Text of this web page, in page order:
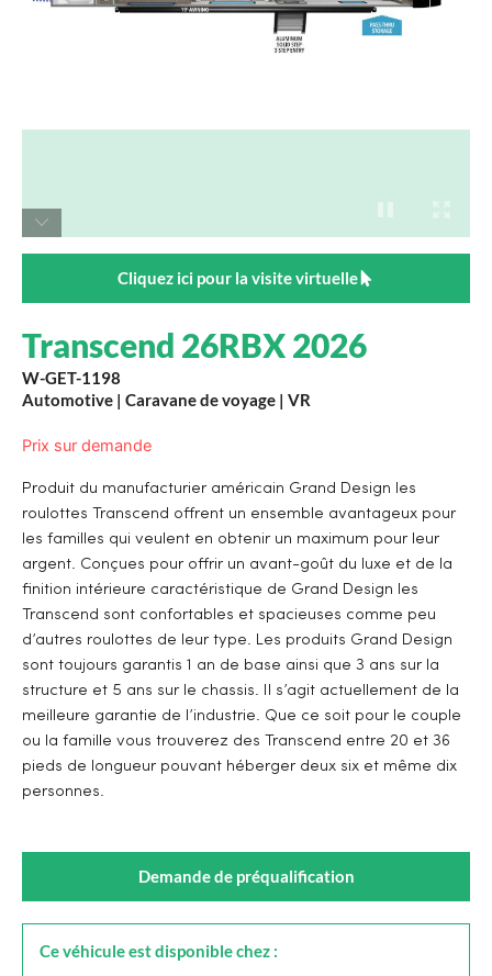
Cliquez ici pour la visite virtuelle
Transcend 26RBX 2026
W-GET-1198
Automotive | Caravane de voyage | VR
Prix sur demande
Produit du manufacturier américain Grand Design les
roulottes Transcend offrent un ensemble avantageux pour
les familles qui veulent en obtenir un maximum pour leur
argent. Conçues pour offrir un avant-goût du luxe et de la
finition intérieure caractéristique de Grand Design les
Transcend sont confortables et spacieuses comme peu
d’autres roulottes de leur type. Les produits Grand Design
sont toujours garantis 1 an de base ainsi que 3 ans sur la
structure et 5 ans sur le chassis. Il s’agit actuellement de la
meilleure garantie de l’industrie. Que ce soit pour le couple
ou la famille vous trouverez des Transcend entre 20 et 36
pieds de longueur pouvant héberger deux six et même dix
personnes.
Demande de préqualification
Ce véhicule est disponible chez :